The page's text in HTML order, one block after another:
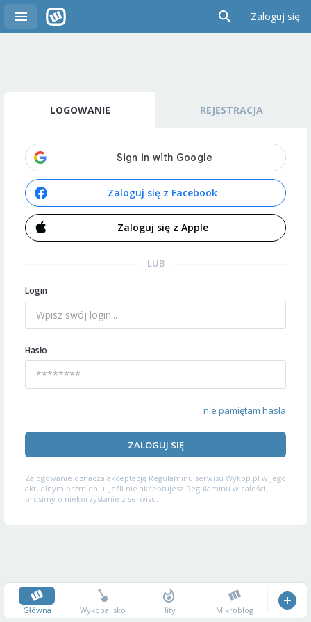
Zaloguj się
LOGOWANIE REJESTRACJA
Zaloguj się z Facebook
Zaloguj się z Apple
LUB
Login
Hasło
nie pamiętam hasła
ZALOGUJ SIĘ
Zalogowanie oznacza akceptację Regulaminu serwisu Wykop.pl w jego
aktualnym brzmieniu. Jeśli nie akceptujesz Regulaminu w całości,
prosimy o niekorzystanie z serwisu.
Główna Wykopalisko Hity Mikroblog